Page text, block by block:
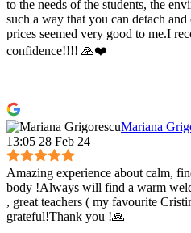
to the needs of the students, the
such a way that you can detach
prices seemed very good to me.I
confidence!!!! 🙏❤️
Mariana
13:05 28 Feb 24
Amazing experience about calm,
body !Always will find a warm
, great teachers ( my favourite
grateful!Thank you !🙏